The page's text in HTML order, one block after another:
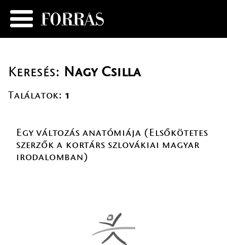
Keresés: Nagy Csilla
Találatok: 1
Egy változás anatómiája (Elsőkötetes
szerzők a kortárs szlovákiai magyar
irodalomban)